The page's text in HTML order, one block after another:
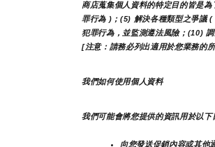
商店蒐集個人資料的特定目的皆是
罪行為 )；(5) 解決各種類型之爭議
犯罪行為，並監測遵法風險；(10)
[注意：請務必列出適用於您業務的
我們如何使用個人資料
我們可能會將您提供的資訊用於以下
向您發送促銷內容或其他